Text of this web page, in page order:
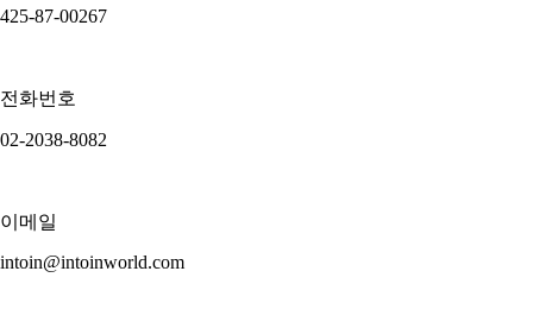
425-87-00267
전화번호
02-2038-8082
이메일
intoin@intoinworld.com